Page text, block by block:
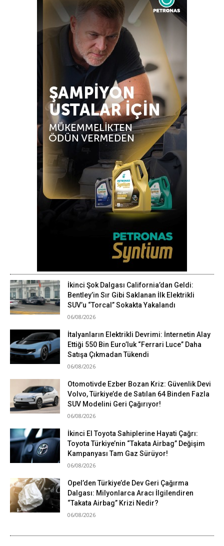
İkinci Şok Dalgası California’dan Geldi:
Bentley’in Sır Gibi Saklanan İlk Elektrikli
SUV’u “Torcal” Sokakta Yakalandı
06/08/2026
İtalyanların Elektrikli Devrimi: İnternetin Alay
Ettiği 550 Bin Euro’luk “Ferrari Luce” Daha
Satışa Çıkmadan Tükendi
06/08/2026
Otomotivde Ezber Bozan Kriz: Güvenlik Devi
Volvo, Türkiye’de de Satılan 64 Binden Fazla
SUV Modelini Geri Çağırıyor!
06/08/2026
İkinci El Toyota Sahiplerine Hayati Çağrı:
Toyota Türkiye’nin “Takata Airbag” Değişim
Kampanyası Tam Gaz Sürüyor!
06/08/2026
Opel’den Türkiye’de Dev Geri Çağırma
Dalgası: Milyonlarca Aracı İlgilendiren
“Takata Airbag” Krizi Nedir?
06/08/2026